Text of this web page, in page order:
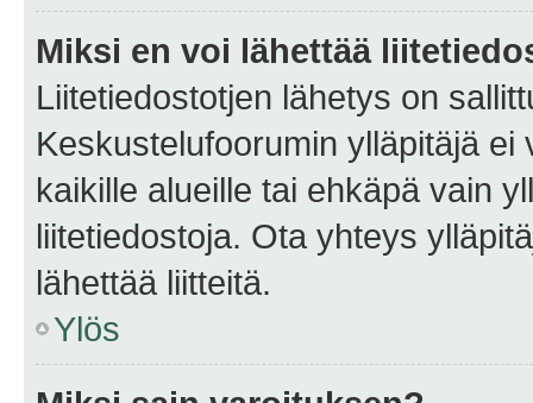
Miksi en voi lähettää
Liitetiedostotjen lähetys on
Keskustelufoorumin ylläpitäjä
kaikille alueille tai ehkäpä vain
liitetiedostoja. Ota yhteys
lähettää liitteitä.
Ylös